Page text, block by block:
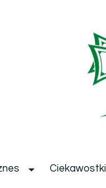
Ciekawostki